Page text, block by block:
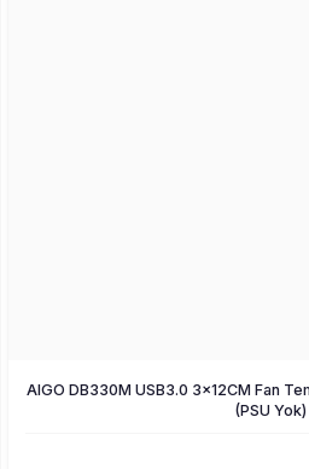
AIGO DB330M USB3.0 3×12CM Fan
(PSU Yok)